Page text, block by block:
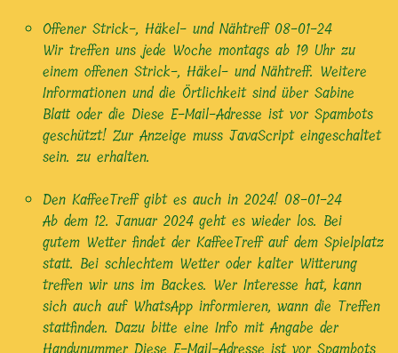
Offener Strick-, Häkel- und Nähtreff 08-01-24
Wir treffen uns jede Woche montags ab 19 Uhr zu
einem offenen Strick-, Häkel- und Nähtreff. Weitere
Informationen und die Örtlichkeit sind über Sabine
Blatt oder die Diese E-Mail-Adresse ist vor Spambots
geschützt! Zur Anzeige muss JavaScript eingeschaltet
sein. zu erhalten.
Den KaffeeTreff gibt es auch in 2024! 08-01-24
Ab dem 12. Januar 2024 geht es wieder los. Bei
gutem Wetter findet der KaffeeTreff auf dem Spielplatz
statt. Bei schlechtem Wetter oder kalter Witterung
treffen wir uns im Backes. Wer Interesse hat, kann
sich auch auf WhatsApp informieren, wann die Treffen
stattfinden. Dazu bitte eine Info mit Angabe der